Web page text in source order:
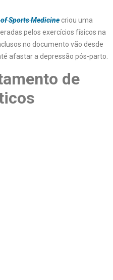
Sports Medicine criou uma
pelos exercícios físicos na
no documento vão desde
afastar a depressão pós-parto.
de